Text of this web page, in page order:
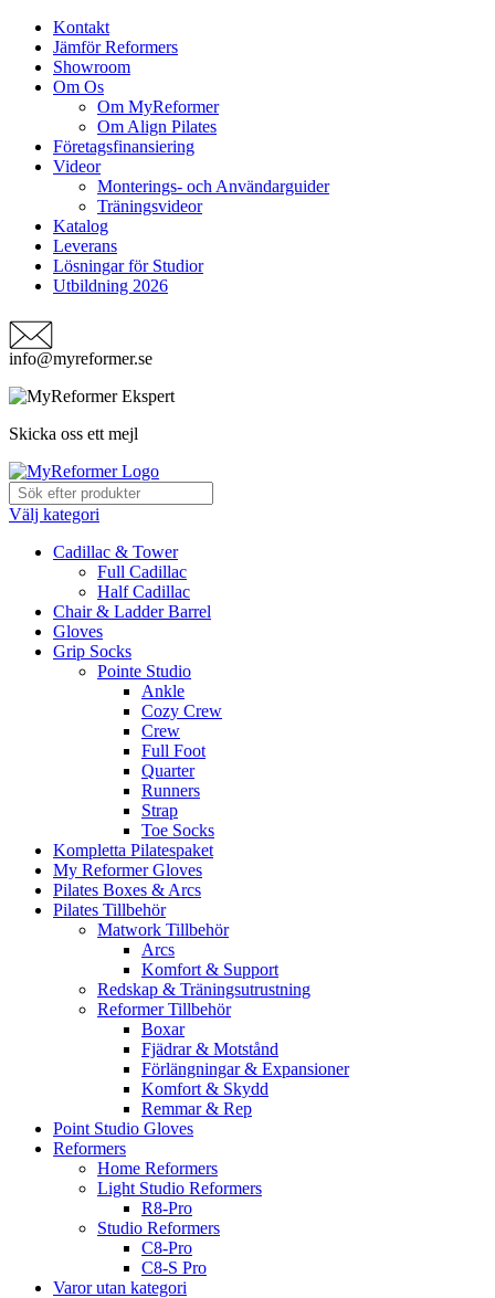
Kontakt
Jämför Reformers
Showroom
Om Os
Om MyReformer
Om Align Pilates
Företagsfinansiering
Videor
Monterings- och Användarguider
Träningsvideor
Katalog
Leverans
Lösningar för Studior
Utbildning 2026
info@myreformer.se
Skicka oss ett mejl
Välj kategori
Cadillac & Tower
Full Cadillac
Half Cadillac
Chair & Ladder Barrel
Gloves
Grip Socks
Pointe Studio
Ankle
Cozy Crew
Crew
Full Foot
Quarter
Runners
Strap
Toe Socks
Kompletta Pilatespaket
My Reformer Gloves
Pilates Boxes & Arcs
Pilates Tillbehör
Matwork Tillbehör
Arcs
Komfort & Support
Redskap & Träningsutrustning
Reformer Tillbehör
Boxar
Fjädrar & Motstånd
Förlängningar & Expansioner
Komfort & Skydd
Remmar & Rep
Point Studio Gloves
Reformers
Home Reformers
Light Studio Reformers
R8-Pro
Studio Reformers
C8-Pro
C8-S Pro
Varor utan kategori